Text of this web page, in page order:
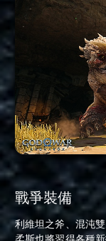
戰爭裝備
利維坦之斧、混沌